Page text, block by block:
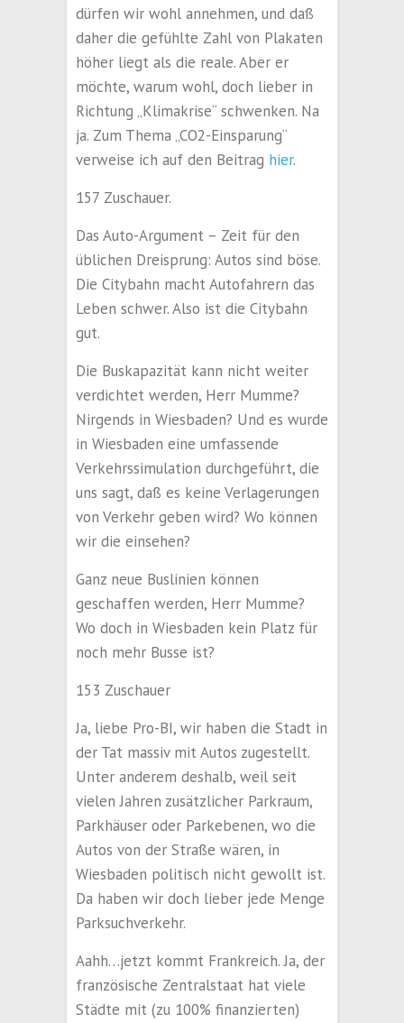
dürfen wir wohl annehmen, und daß
daher die gefühlte Zahl von Plakaten
höher liegt als die reale. Aber er
möchte, warum wohl, doch lieber in
Richtung „Klimakrise“ schwenken. Na
ja. Zum Thema „CO2-Einsparung“
verweise ich auf den Beitrag hier.
157 Zuschauer.
Das Auto-Argument – Zeit für den
üblichen Dreisprung: Autos sind böse.
Die Citybahn macht Autofahrern das
Leben schwer. Also ist die Citybahn
gut.
Die Buskapazität kann nicht weiter
verdichtet werden, Herr Mumme?
Nirgends in Wiesbaden? Und es wurde
in Wiesbaden eine umfassende
Verkehrssimulation durchgeführt, die
uns sagt, daß es keine Verlagerungen
von Verkehr geben wird? Wo können
wir die einsehen?
Ganz neue Buslinien können
geschaffen werden, Herr Mumme?
Wo doch in Wiesbaden kein Platz für
noch mehr Busse ist?
153 Zuschauer
Ja, liebe Pro-BI, wir haben die Stadt in
der Tat massiv mit Autos zugestellt.
Unter anderem deshalb, weil seit
vielen Jahren zusätzlicher Parkraum,
Parkhäuser oder Parkebenen, wo die
Autos von der Straße wären, in
Wiesbaden politisch nicht gewollt ist.
Da haben wir doch lieber jede Menge
Parksuchverkehr.
Aahh…jetzt kommt Frankreich. Ja, der
französische Zentralstaat hat viele
Städte mit (zu 100% finanzierten)